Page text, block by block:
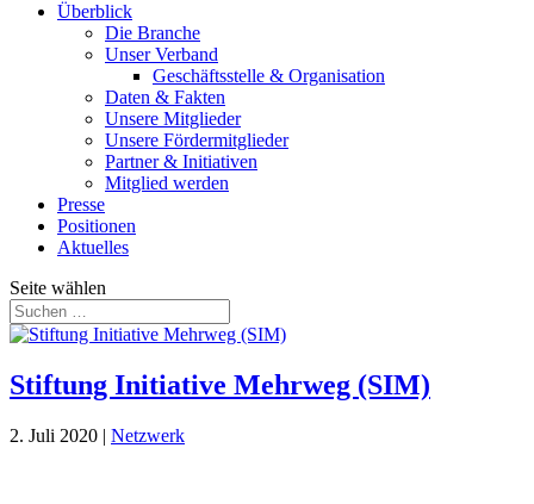
Überblick
Die Branche
Unser Verband
Geschäftsstelle & Organisation
Daten & Fakten
Unsere Mitglieder
Unsere Fördermitglieder
Partner & Initiativen
Mitglied werden
Presse
Positionen
Aktuelles
Seite wählen
Stiftung Initiative Mehrweg (SIM)
2. Juli 2020 | Netzwerk